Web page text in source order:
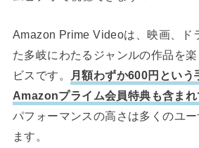
Amazon Prime Videoは、映画、ド
た多岐にわたるジャンルの作品を
ビスです。
月額わずか600円という
Amazonプライム会員特典も含まれ
パフォーマンスの高さは多くのユ
ます。